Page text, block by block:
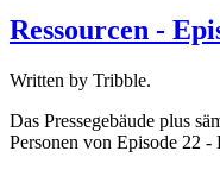
Ressourcen -
Written by Tribble.
Das Pressegebäude plus
Personen von Episode 22 -